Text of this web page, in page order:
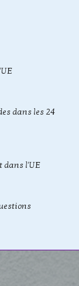
dans les 24
dans l'UE